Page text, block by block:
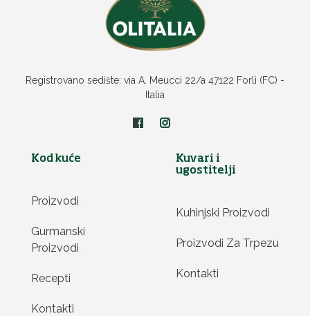
Registrovano sedište: via A. Meucci 22/a 47122 Forlì (FC) -
Italia
Kod kuće
Proizvodi
Gurmanski
Proizvodi
Recepti
Kontakti
Kuvari i
ugostitelji
Kuhinjski Proizvodi
Proizvodi Za Trpezu
Kontakti